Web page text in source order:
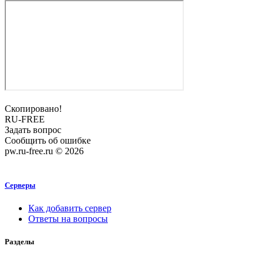
Скопировано!
RU-FREE
Задать вопрос
Сообщить об ошибке
pw.ru-free.ru © 2026
Серверы
Как добавить сервер
Ответы на вопросы
Разделы